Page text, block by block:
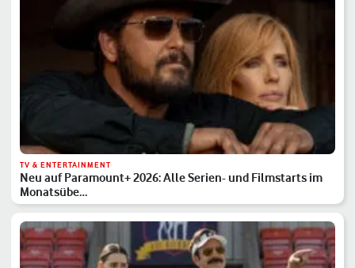
TV & ENTERTAINMENT
Neu auf Paramount+ 2026: Alle Serien- und Filmstarts im
Monatsübe…